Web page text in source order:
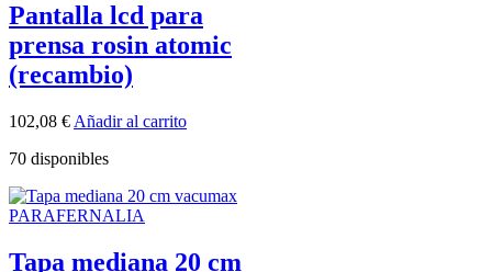
Pantalla lcd para
prensa rosin atomic
(recambio)
102,08 € Añadir al carrito
70 disponibles
PARAFERNALIA
Tapa mediana 20 cm